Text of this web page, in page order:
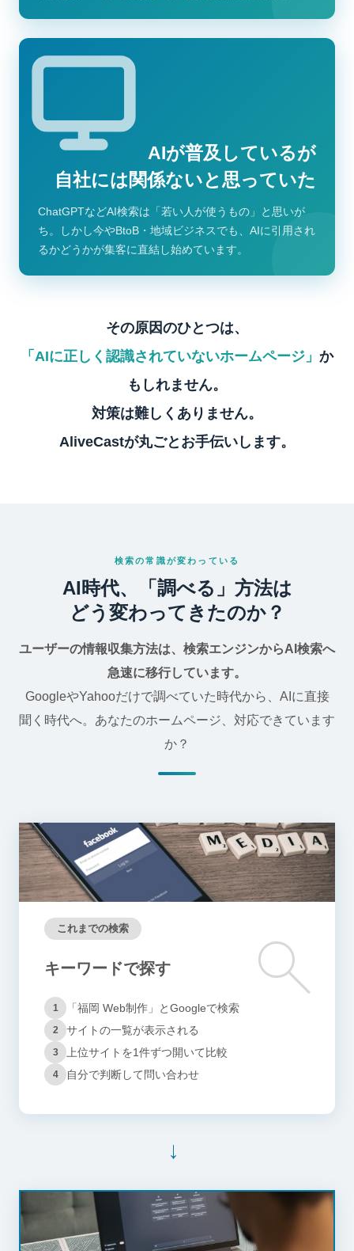
AIが普及しているが
自社には関係ないと思っていた
ChatGPTなどAI検索は「若い人が使うもの」と思いが
ち。しかし今やBtoB・地域ビジネスでも、AIに引用され
るかどうかが集客に直結し始めています。
その原因のひとつは、
「AIに正しく認識されていないホームページ」 か
もしれません。
対策は難しくありません。
AliveCastが丸ごとお手伝いします。
検索の常識が変わっている
AI時代、「調べる」方法は
どう変わってきたのか？
ユーザーの情報収集方法は、検索エンジンからAI検索へ
急速に移行しています。
GoogleやYahooだけで調べていた時代から、AIに直接
聞く時代へ。あなたのホームページ、対応できています
か？
search
これまでの検索
キーワードで探す
1 「福岡 Web制作」とGoogleで検索
2 サイトの一覧が表示される
3 上位サイトを1件ずつ開いて比較
4 自分で判断して問い合わせ
→